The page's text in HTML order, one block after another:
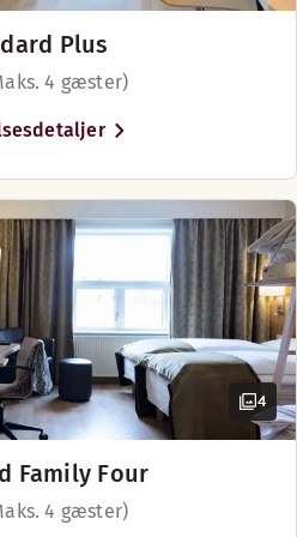
Plus
4 gæster)
4
Family Four
4 gæster)